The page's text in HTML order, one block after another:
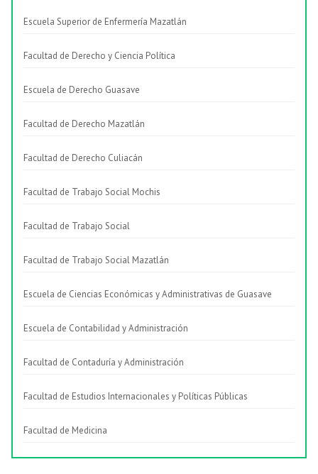
Escuela Superior de Enfermería Mazatlán
Facultad de Derecho y Ciencia Política
Escuela de Derecho Guasave
Facultad de Derecho Mazatlán
Facultad de Derecho Culiacán
Facultad de Trabajo Social Mochis
Facultad de Trabajo Social
Facultad de Trabajo Social Mazatlán
Escuela de Ciencias Económicas y Administrativas de Guasave
Escuela de Contabilidad y Administración
Facultad de Contaduría y Administración
Facultad de Estudios Internacionales y Políticas Públicas
Facultad de Medicina